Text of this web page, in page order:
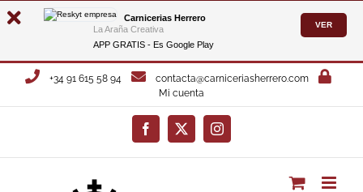
Carnicerias Herrero
La Araña Creativa
APP GRATIS - Es Google Play
VER
Saltar
+34 91 615 58 94
contacta@carniceriasherrero.com
Mi cuenta
Facebook
X Instagram